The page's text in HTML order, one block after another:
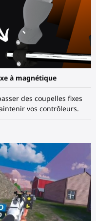
à magnétique
des coupelles fixes
vos contrôleurs.